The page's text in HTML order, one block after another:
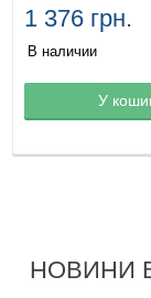
Товар в корзине
1 376 грн.
В наличии
У
НОВИНИ